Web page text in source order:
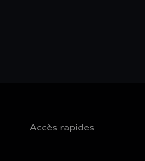
Accès rapides